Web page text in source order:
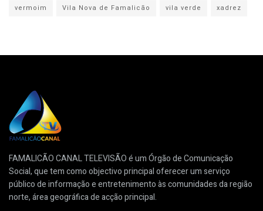
vermoim
Vila Nova de Famalicão vila verde xadrez
FAMALICÃO CANAL TELEVISÃO é um Órgão de Comunicação
Social, que tem como objectivo principal oferecer um serviço
público de informação e entretenimento às comunidades da região
norte, área geográfica de acção principal.